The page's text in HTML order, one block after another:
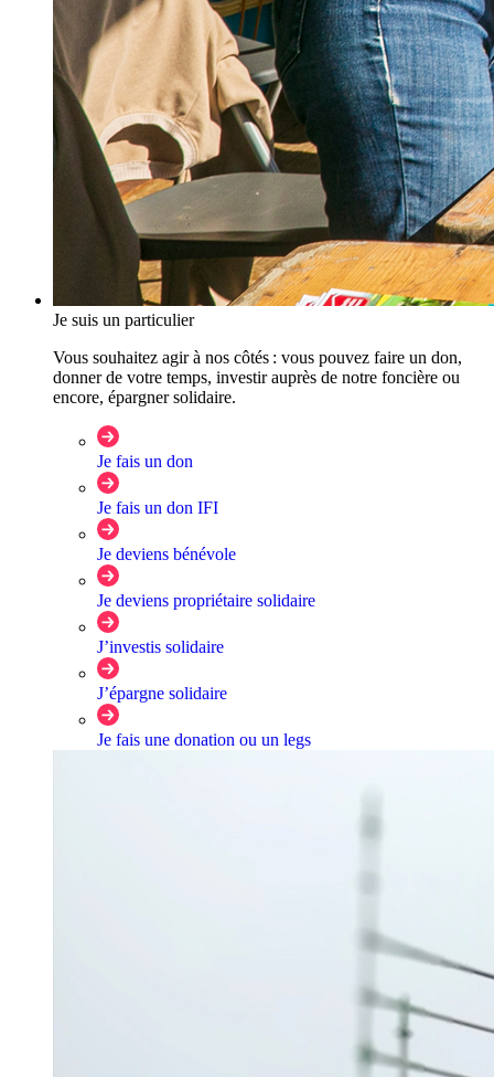
Je suis un particulier
Vous souhaitez agir à nos côtés : vous pouvez faire un don,
donner de votre temps, investir auprès de notre foncière ou
encore, épargner solidaire.
Je fais un don
Je fais un don IFI
Je deviens bénévole
Je deviens propriétaire solidaire
J’investis solidaire
J’épargne solidaire
Je fais une donation ou un legs